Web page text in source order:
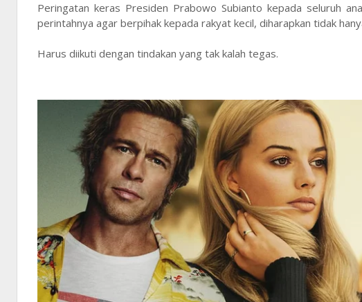
Peringatan keras Presiden Prabowo Subianto kepada seluruh
perintahnya agar berpihak kepada rakyat kecil, diharapkan tidak
Harus diikuti dengan tindakan yang tak kalah tegas.